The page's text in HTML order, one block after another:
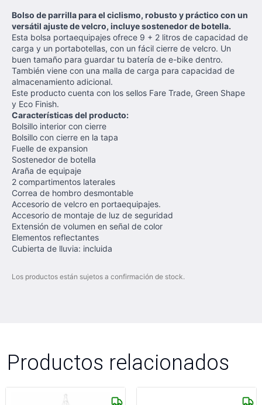
Bolso de parrilla para el ciclismo, robusto y práctico con un
versátil ajuste de velcro, incluye sostenedor de botella.
Esta bolsa portaequipajes ofrece 9 + 2 litros de capacidad de
carga y un portabotellas, con un fácil cierre de velcro. Un
buen tamaño para guardar tu batería de e-bike dentro.
También viene con una malla de carga para capacidad de
almacenamiento adicional.
Este producto cuenta con los sellos Fare Trade, Green Shape
y Eco Finish.
Características del producto:
Bolsillo interior con cierre
Bolsillo con cierre en la tapa
Fuelle de expansion
Sostenedor de botella
Araña de equipaje
2 compartimentos laterales
Correa de hombro desmontable
Accesorio de velcro en portaequipajes.
Accesorio de montaje de luz de seguridad
Extensión de volumen en señal de color
Elementos reflectantes
Cubierta de lluvia: incluida
Los productos están sujetos a confirmación de stock.
Productos relacionados